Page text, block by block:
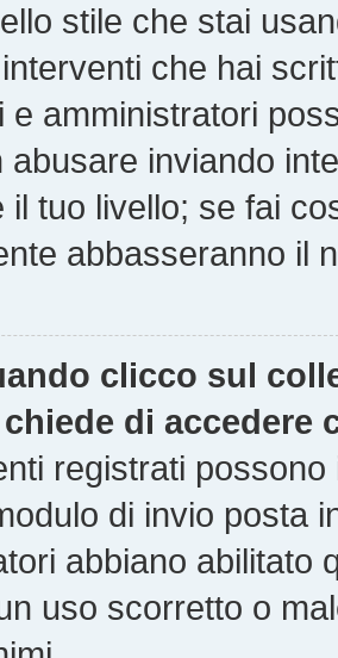
stile che stai
che hai
e amministratori
abusare inviando
il tuo livello; se fai
abbasseranno il
clicco sul
di accedere
registrati
di invio posta
abbiano abilitato
uso scorretto o